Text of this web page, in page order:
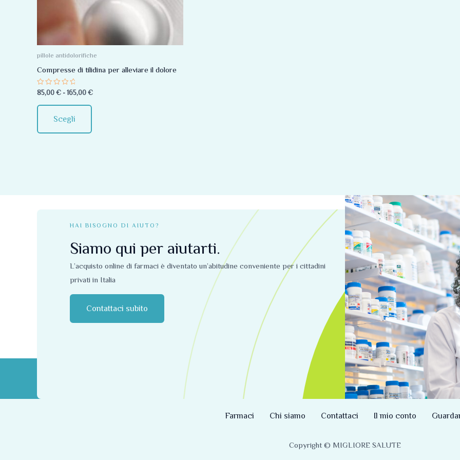
pillole antidolorifiche
Compresse di tilidina per alleviare il dolore
Valutato
0
su
5
85,00 € - 165,00 €
Scegli
opzioni
essere
scelte
pagina
del
HAI BISOGNO DI AIUTO?
Siamo qui per aiutarti.
L’acquisto online di farmaci è diventato un’abitudine conveniente per i cittadini
privati ​​in Italia
Contattaci subito
Farmaci Chi siamo Contattaci Il mio conto
Copyright © MIGLIORE SALUTE